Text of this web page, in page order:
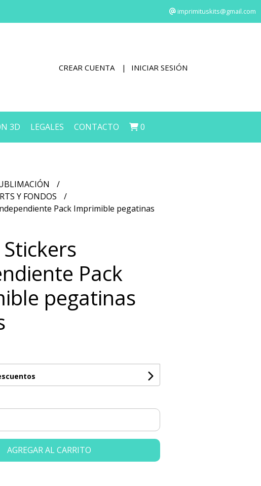
imprimituskits@gmail.com
CREAR CUENTA INICIAR SESIÓN
3D LEGALES CONTACTO 0
Y FONDOS
Pack Imprimible pegatinas
Pack
pegatinas
AGREGAR AL CARRITO